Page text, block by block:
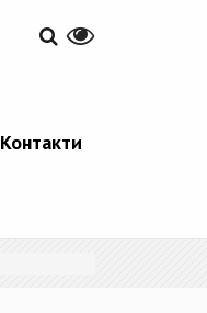
Контакти